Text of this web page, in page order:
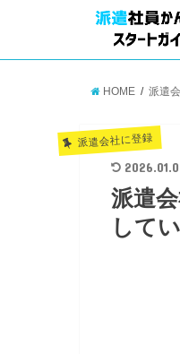
HOME 派遣
派遣会社に登録
派遣
して